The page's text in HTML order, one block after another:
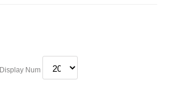
Display Num